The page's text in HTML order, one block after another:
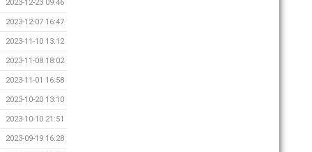
2023-12-23 09:46
2023-12-07 16:47
2023-11-10 13:12
2023-11-08 18:02
2023-11-01 16:58
2023-10-20 13:10
2023-10-10 21:51
2023-09-19 16:28